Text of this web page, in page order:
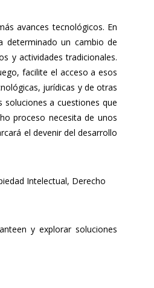
avances tecnológicos. En
determinado un cambio de
y actividades tradicionales.
facilite el acceso a esos
jurídicas y de otras
a cuestiones que
proceso necesita de unos
el devenir del desarrollo
Intelectual, Derecho
y explorar soluciones